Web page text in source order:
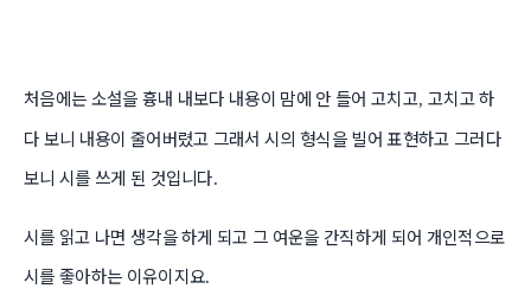
처음에는 소설을 흉내 내보다 내용이 맘에 안 들어 고치고, 고치고 하
다 보니 내용이 줄어버렸고 그래서 시의 형식을 빌어 표현하고 그러다
보니 시를 쓰게 된 것입니다.
시를 읽고 나면 생각을 하게 되고 그 여운을 간직하게 되어 개인적으로
시를 좋아하는 이유이지요.